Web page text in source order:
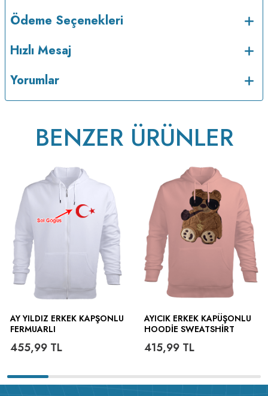
Ödeme Seçenekleri
Hızlı Mesaj
Yorumlar
BENZER ÜRÜNLER
AY YILDIZ ERKEK KAPŞONLU
FERMUARLI
455,99 TL
AYICIK ERKEK KAPÜŞONLU
HOODIE SWEATSHIRT
415,99TL